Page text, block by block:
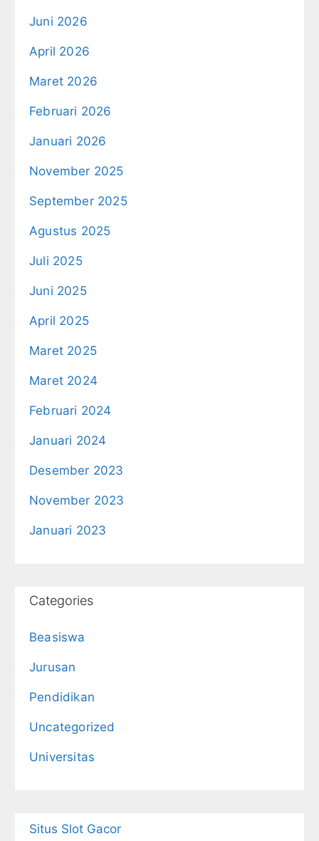
Juni 2026
April 2026
Maret 2026
Februari 2026
Januari 2026
November 2025
September 2025
Agustus 2025
Juli 2025
Juni 2025
April 2025
Maret 2025
Maret 2024
Februari 2024
Januari 2024
Desember 2023
November 2023
Januari 2023
Categories
Beasiswa
Jurusan
Pendidikan
Uncategorized
Universitas
Situs Slot Gacor